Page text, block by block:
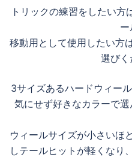
トリックの練習をしたい
ー
移動用として使用したい方
選びく
3サイズあるハードウィー
気にせず好きなカラーで選
ウィールサイズが小さいほ
しテールヒットが軽くなり